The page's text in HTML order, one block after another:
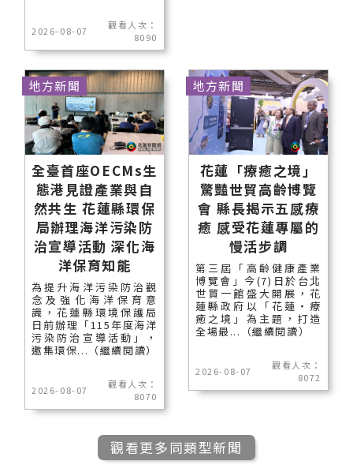
2026-08-07
觀看人次：
8090
全臺首座OECMs生
態港見證產業與自
然共生 花蓮縣環保
局辦理海洋污染防
治宣導活動 深化海
洋保育知能
為提升海洋污染防治觀
念及強化海洋保育意
識，花蓮縣環境保護局
日前辦理「115年度海洋
污染防治宣導活動」，
邀集環保...（繼續閱讀）
2026-08-07
觀看人次：
8070
地方新聞
花蓮「療癒之境」
驚豔世貿高齡博覽
會 縣長揭示五感療
癒 感受花蓮專屬的
慢活步調
第三屆「高齡健康產業
博覽會」今(7)日於台北
世貿一館盛大開展，花
蓮縣政府以「花蓮‧療
癒之境」為主題，打造
全場最...（繼續閱讀）
2026-08-07
觀看人次：
8072
地方新聞
觀看更多同類型新聞